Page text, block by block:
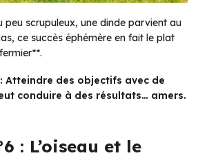
peu scrupuleux, une dinde parvient au
ce succès éphémère en fait le plat
Atteindre des objectifs avec de
conduire à des résultats… amers.
: L’oiseau et le